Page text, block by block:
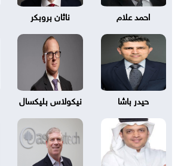
احمد علام ناثان بروبكر
حيدر باشا نيكولاس بليكسال